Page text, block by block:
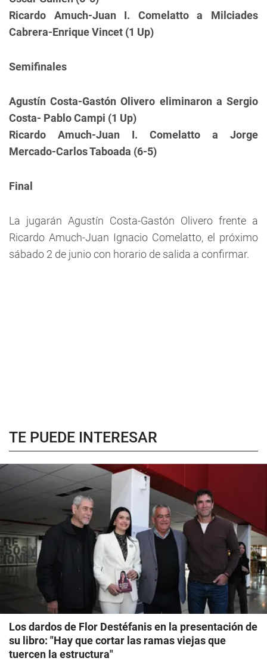
Ricardo Amuch-Juan I. Comelatto a Milciades
Cabrera-Enrique Vincet (1 Up)
Semifinales
Agustín Costa-Gastón Olivero eliminaron a Sergio
Costa- Pablo Campi (1 Up)
Ricardo Amuch-Juan I. Comelatto a Jorge
Mercado-Carlos Taboada (6-5)
Final
La jugarán Agustín Costa-Gastón Olivero frente a
Ricardo Amuch-Juan Ignacio Comelatto, el próximo
sábado 2 de junio con horario de salida a confirmar.
TE PUEDE INTERESAR
Los dardos de Flor Destéfanis en la presentación de
su libro: "Hay que cortar las ramas viejas que
tuercen la estructura"